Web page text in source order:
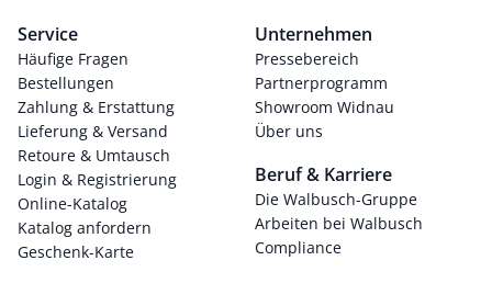
Service
Häufige Fragen
Bestellungen
Zahlung & Erstattung
Lieferung & Versand
Retoure & Umtausch
Login & Registrierung
Online-Katalog
Katalog anfordern
Geschenk-Karte
Unternehmen
Pressebereich
Partnerprogramm
Showroom Widnau
Über uns
Beruf & Karriere
Die Walbusch-Gruppe
Arbeiten bei Walbusch
Compliance